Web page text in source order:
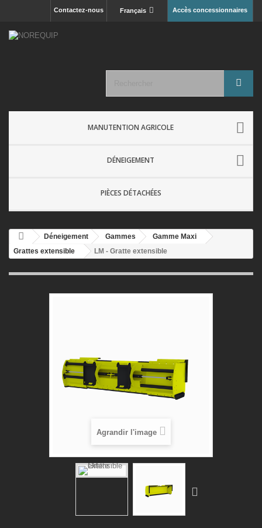
Accès concessionnaires
Français
Contactez-nous
MANUTENTION AGRICOLE
DÉNEIGEMENT
PIÈCES DÉTACHÉES
Déneigement Gammes
Gamme Maxi
Grattes extensible
LM - Gratte extensible
Agrandir l'image